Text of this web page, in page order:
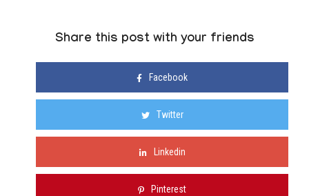
Share this post with your friends
Facebook
Twitter
Linkedin
Pinterest